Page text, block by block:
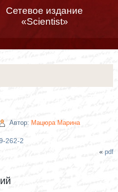
Сетевое издание
«Scientist»
Автор: Мацюра Марина
262-2
«pdf